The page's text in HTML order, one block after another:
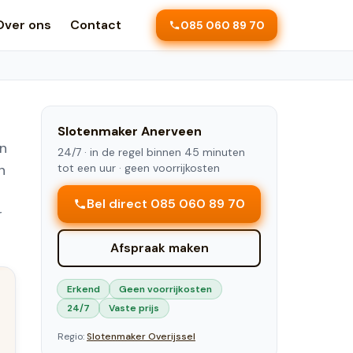
ons Contact 085 060 89 70
Slotenmaker Anerveen
24/7 · in de regel binnen 45 minuten
tot een uur · geen voorrijkosten
Bel direct 085 060 89 70
Afspraak maken
Erkend
Geen voorrijkosten
24/7
Vaste prijs
Regio:SlotenmakerOverijssel